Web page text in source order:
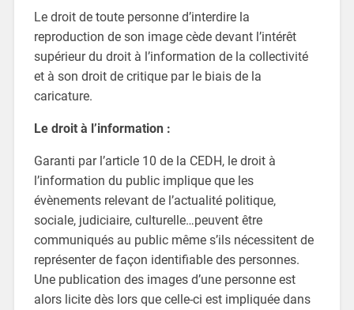
Le droit de toute personne d’interdire la
reproduction de son image cède devant l’intérêt
supérieur du droit à l’information de la collectivité
et à son droit de critique par le biais de la
caricature.
Le droit à l’information :
Garanti par l’article 10 de la CEDH, le droit à
l’information du public implique que les
évènements relevant de l’actualité politique,
sociale, judiciaire, culturelle…peuvent être
communiqués au public même s’ils nécessitent de
représenter de façon identifiable des personnes.
Une publication des images d’une personne est
alors licite dès lors que celle-ci est impliquée dans